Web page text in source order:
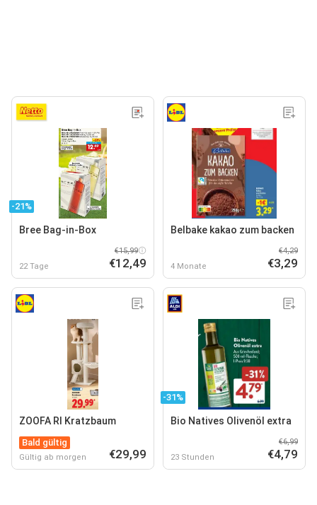
-21%
Bree Bag-in-Box
22 Tage
€15,99
€12,49
Belbake kakao zum backen
4 Monate
€4,29
€3,29
ZOOFA RI Kratzbaum
Bald gültig
Gültig ab morgen €29,99
-31%
Bio Natives Olivenöl extra
23 Stunden
€6,99
€4,79